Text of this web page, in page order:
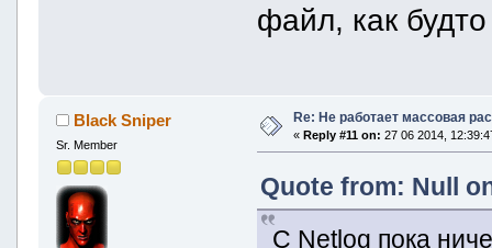
файл, как
Black Sniper
Sr. Member
Re: Не работает массовая
« Reply #11 on: 27 06 2014,
Quote from: Null
С Netlog пока